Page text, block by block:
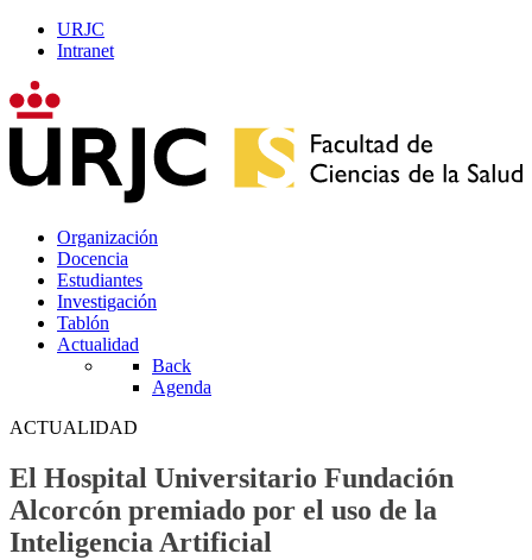
URJC
Intranet
Organización
Docencia
Estudiantes
Investigación
Tablón
Actualidad
Back
Agenda
ACTUALIDAD
El Hospital Universitario Fundación
Alcorcón premiado por el uso de la
Inteligencia Artificial